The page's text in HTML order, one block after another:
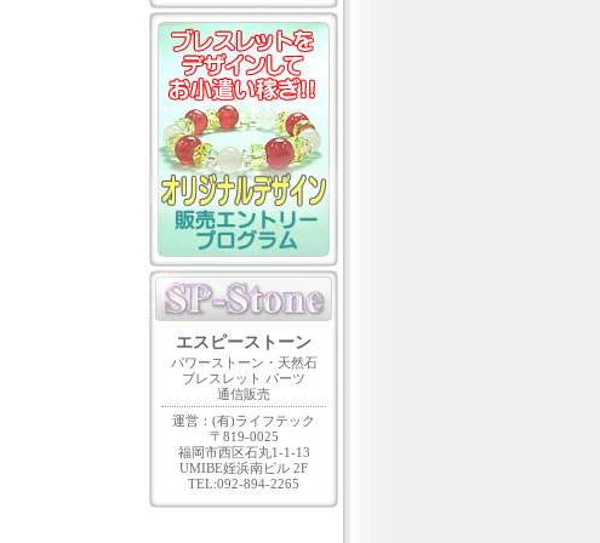
エスピーストーン
パワーストーン・天然石
ブレスレット パーツ
通信販売
運営：(有)ライフテック
〒819-0025
福岡市西区石丸1-1-13
UMIBE姪浜南ビル 2F
TEL:092-894-2265